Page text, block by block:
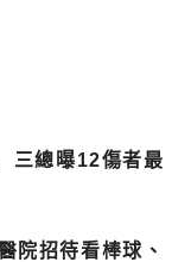
三總曝12傷者最
院招待看棒球、